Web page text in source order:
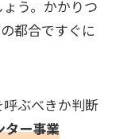
う。かかりつ
都合ですぐに
ぶべきか判断
ター事業